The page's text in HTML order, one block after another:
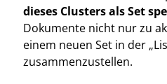
dieses Clusters als Set
Dokumente nicht nur zu
einem neuen Set in der
zusammenzustellen.